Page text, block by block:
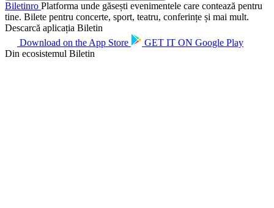
Biletinro Platforma unde găsești evenimentele care contează pentru
tine. Bilete pentru concerte, sport, teatru, conferințe și mai mult.
Descarcă aplicația Biletin
Download on the App Store GET IT ON Google Play
Din ecosistemul Biletin